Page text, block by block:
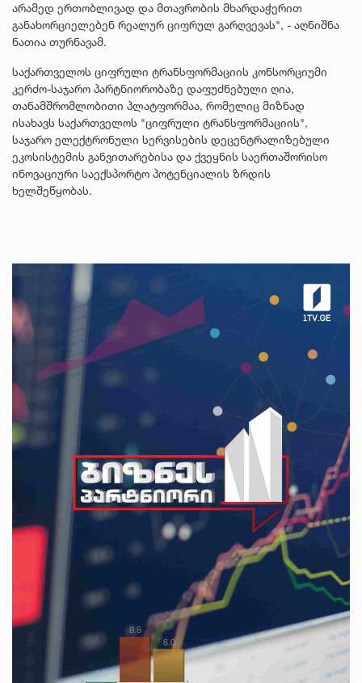
არამედ ერთობლივად და მთავრობის მხარდაჭერით
განახორციელებენ რეალურ ციფრულ გარღვევას", - აღნიშნა
ნათია თურნავამ.
საქართველოს ციფრული ტრანსფორმაციის კონსორციუმი
კერძო-საჯარო პარტნიორობაზე დაფუძნებული ღია,
თანამშრომლობითი პლატფორმაა, რომელიც მიზნად
ისახავს საქართველოს "ციფრული ტრანსფორმაციის",
საჯარო ელექტრონული სერვისების დეცენტრალიზებული
ეკოსისტემის განვითარებისა და ქვეყნის საერთაშორისო
ინოვაციური საექსპორტო პოტენციალის ზრდის
ხელშეწყობას.